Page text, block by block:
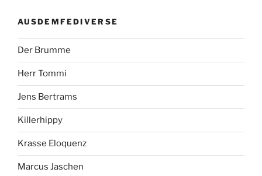
AUSDEMFEDIVERSE
Der Brumme
Herr Tommi
Jens Bertrams
Killerhippy
Krasse Eloquenz
Marcus Jaschen